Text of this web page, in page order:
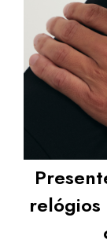
Após a
enviada em
relógios